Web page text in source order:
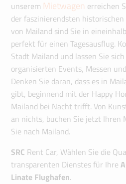
unserem Mietwagen erreichen
der faszinierendsten
von Mailand sind Sie in
perfekt für einen Tagesausflug.
Stadt Mailand und lassen Sie
organisierten Events, Messen
Denken Sie daran, dass es in
gibt, beginnend mit der Happy
Mailand bei Nacht trifft. Von
an nichts, buchen Sie jetzt Ihren
Sie nach Mailand.
SRC Rent Car, Wählen Sie die
transparenten Dienstes für Ihre
Linate Flughafen.